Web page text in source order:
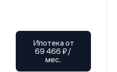
Ипотека от
69 466 ₽/
мес.